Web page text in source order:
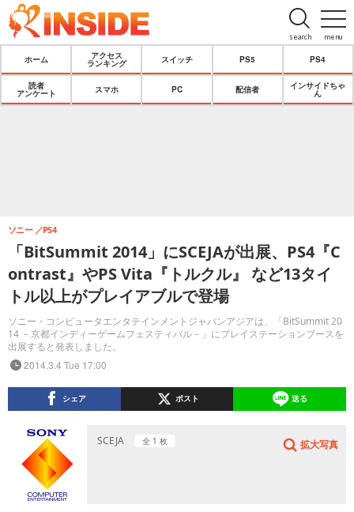
menu
search
ホーム
アクセス
ランキング
スイッチ PS5 PS4
読者
アンケート
スマホ PC 配信者
インサイドちゃ
ん
「BitSummit 2014」にSCEJAが出展、PS4『C
ontrast』やPS Vita『トルクル』 など13タイ
トル以上がプレイアブルで登場
ソニー・コンピュータエンタテインメントジャパンアジアは、「BitSummit 20
14 －京都インディーゲームフェスティバル－」にプレイステーションブースを
出展すると発表しました。
ソニー PS4
2014.3.4 Tue 17:00
シェア ポスト 送る
SCEJA 全 1 枚 拡大写真